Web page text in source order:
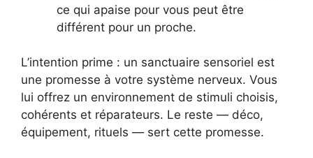
ce qui apaise pour vous peut être
différent pour un proche.
L’intention prime : un sanctuaire sensoriel est
une promesse à votre système nerveux. Vous
lui offrez un environnement de stimuli choisis,
cohérents et réparateurs. Le reste — déco,
équipement, rituels — sert cette promesse.